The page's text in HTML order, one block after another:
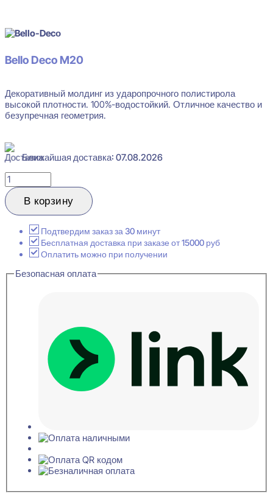
Bello Deco M20
Декоративный молдинг из ударопрочного полистирола
высокой плотности. 100%-водостойкий. Отличное качество и
безупречная геометрия.
Ближайшая доставка: 07.08.2026
Количество
товара
Bello
Deco
Молдинг
декоративный
10x100x2000
В корзину
Подтвердим заказ за 30 минут
Бесплатная доставка при заказе от 15000 руб
Оплатить можно при получении
Безопасная оплата